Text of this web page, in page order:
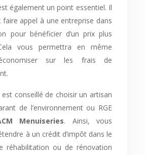
également un point essentiel. Il
faire appel à une entreprise dans
pour bénéficier d’un prix plus
vous permettra en même
sur les frais de
conseillé de choisir un artisan
de l’environnement ou RGE
Menuiseries. Ainsi, vous
à un crédit d’impôt dans le
réhabilitation ou de rénovation